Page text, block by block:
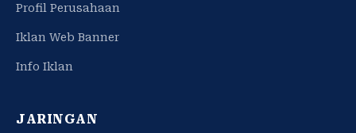
Profil Perusahaan
Iklan Web Banner
Info Iklan
JARINGAN